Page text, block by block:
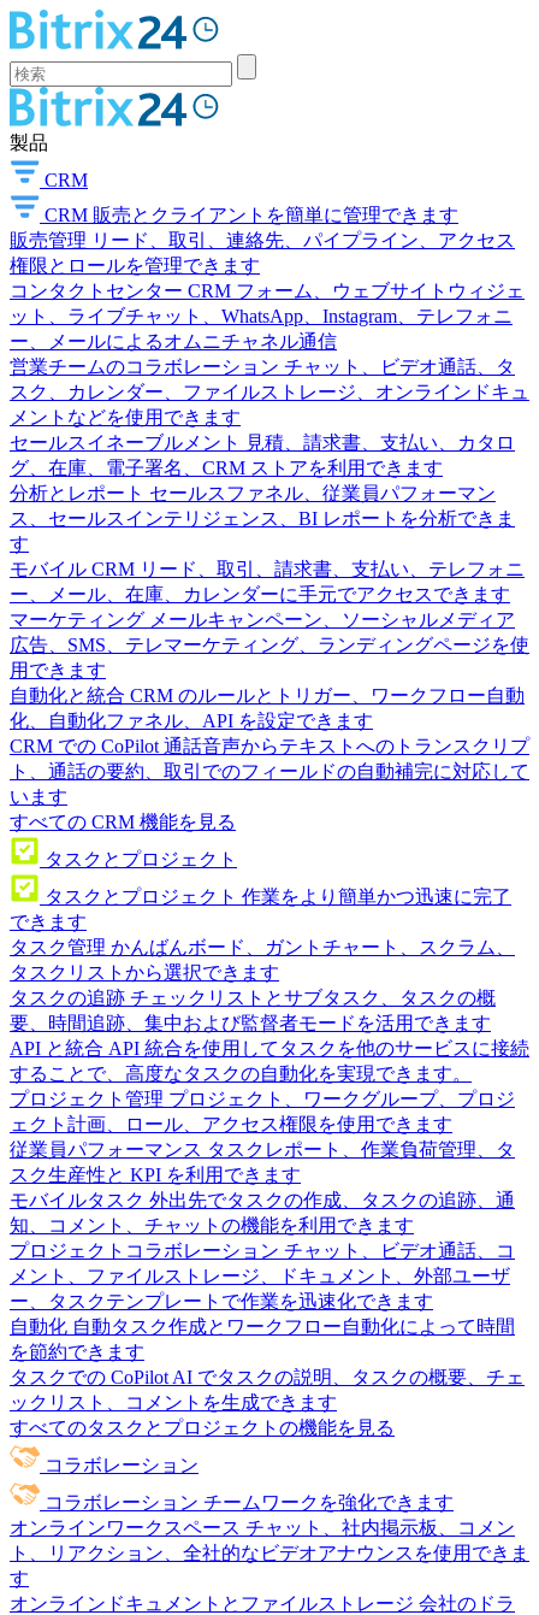
製品
CRM
CRM 販売とクライアントを簡単に管理できます
販売管理 リード、取引、連絡先、パイプライン、アクセス
権限とロールを管理できます
コンタクトセンター CRM フォーム、ウェブサイトウィジェ
ット、ライブチャット、WhatsApp、Instagram、テレフォニ
ー、メールによるオムニチャネル通信
営業チームのコラボレーション チャット、ビデオ通話、タ
スク、カレンダー、ファイルストレージ、オンラインドキュ
メントなどを使用できます
セールスイネーブルメント
見積、請求書、支払い、カタロ
グ、在庫、電子署名、CRM ストアを利用できます
分析とレポート セールスファネル、従業員パフォーマン
ス、セールスインテリジェンス、BI レポートを分析できま
す
モバイル CRM リード、取引、請求書、支払い、テレフォニ
ー、メール、在庫、カレンダーに手元でアクセスできます
マーケティング メールキャンペーン、ソーシャルメディア
広告、SMS、テレマーケティング、ランディングページを使
用できます
自動化と統合 CRM のルールとトリガー、ワークフロー自動
化、自動化ファネル、API を設定できます
CRM での CoPilot 通話音声からテキストへのトランスクリプ
ト、通話の要約、取引でのフィールドの自動補完に対応して
います
すべての CRM 機能を見る
タスクとプロジェクト
タスクとプロジェクト 作業をより簡単かつ迅速に完了
できます
タスク管理 かんばんボード、ガントチャート、スクラム、
タスクリストから選択できます
タスクの追跡 チェックリストとサブタスク、タスクの概
要、時間追跡、集中および監督者モードを活用できます
API と統合 API 統合を使用してタスクを他のサービスに接続
することで、高度なタスクの自動化を実現できます。
プロジェクト管理 プロジェクト、ワークグループ、プロジ
ェクト計画、ロール、アクセス権限を使用できます
従業員パフォーマンス タスクレポート、作業負荷管理、タ
スク生産性と KPI を利用できます
モバイルタスク 外出先でタスクの作成、タスクの追跡、通
知、コメント、チャットの機能を利用できます
プロジェクトコラボレーション チャット、ビデオ通話、コ
メント、ファイルストレージ、ドキュメント、外部ユーザ
ー、タスクテンプレートで作業を迅速化できます
自動化 自動タスク作成とワークフロー自動化によって時間
を節約できます
タスクでの CoPilot AI でタスクの説明、タスクの概要、チェ
ックリスト、コメントを生成できます
すべてのタスクとプロジェクトの機能を見る
コラボレーション
コラボレーション チームワークを強化できます
オンラインワークスペース チャット、社内掲示板、コメン
ト、リアクション、全社的なビデオアナウンスを使用できま
す
オンラインドキュメントとファイルストレージ 会社のドラ